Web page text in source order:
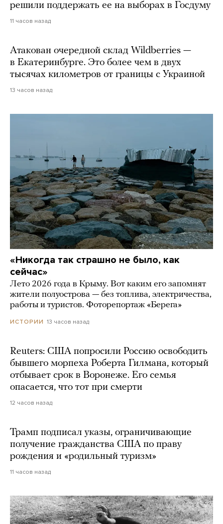
решили поддержать ее на выборах в Госдуму
11 часов назад
Атакован очередной склад Wildberries —
в Екатеринбурге. Это более чем в двух
тысячах километров от границы с Украиной
13 часов назад
«Никогда так страшно не было, как
сейчас»
Лето 2026 года в Крыму. Вот каким его запомнят
жители полуострова — без топлива, электричества,
работы и туристов. Фоторепортаж «Берега»
ИСТОРИИ 13 часов назад
Reuters: США попросили Россию освободить
бывшего морпеха Роберта Гилмана, который
отбывает срок в Воронеже. Его семья
опасается, что тот при смерти
12 часов назад
Трамп подписал указы, ограничивающие
получение гражданства США по праву
рождения и «родильный туризм»
11 часов назад